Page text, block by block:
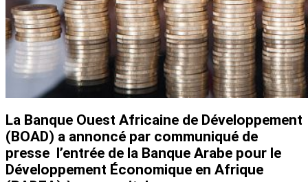
La Banque Ouest Africaine de Développement
(BOAD) a annoncé par communiqué de
presse l’entrée de la Banque Arabe pour le
Développement Économique en Afrique